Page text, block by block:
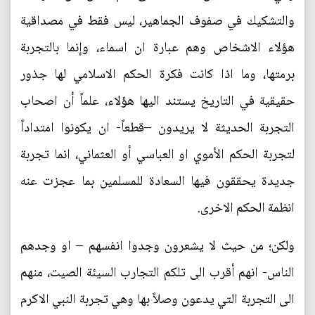
والتشكيك في صفوف الجماهير، ليس فقط في مصداقية
هؤلاء الاشخاص وهم عبارة ان اسماء، وإنما بالتجربة
برمتها، وما اذا كانت فكرة الحكم الاسلامي لها جذور
حقيقية في التاريخ يستند اليها هؤلاء، علماً أن اصحاب
التجربة الحديثة لا يريدون –قطعاً- ان يكونوا امتداداً
لتجربة الحكم الأموي او العباسي أو العثماني، انما تجربة
جديدة يحققون فيها السعادة للمسلمين بما عجزت عنه
انظمة الحكم الاخرى.
ولكن؛ من حيث لا يشعرون وجدوا انفسهم – او وجدهم
الناس- انهم أقرب الى تلكم التجارب السيئة الصيت، منهم
الى التجربة التي يدعون وصلاً بها وهي تجربة النبي الاكرم